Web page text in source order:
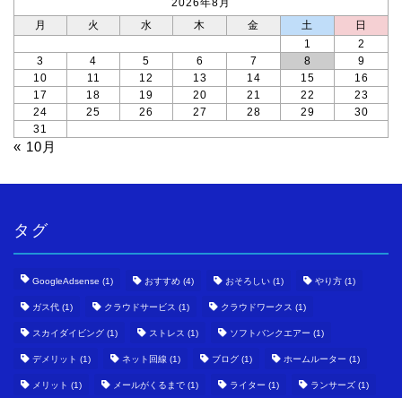
2026年8月
月
火 水 木 金 土
日
1
2
3
4 5 6 7 8
9
10
11 12 13 14 15
16
17
18 19 20 21 22
23
24
25 26 27 28 29
30
31
« 10月
タグ
GoogleAdsense (1) おすすめ (4) おそろしい (1) やり方 (1)
ガス代 (1) クラウドサービス (1) クラウドワークス (1)
スカイダイビング (1) ストレス (1) ソフトバンクエアー (1)
デメリット (1) ネット回線 (1) ブログ (1) ホームルーター (1)
メリット (1) メールがくるまで (1) ライター (1) ランサーズ (1)